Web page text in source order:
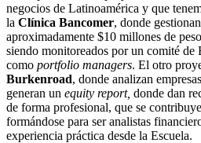
negocios de Latinoamérica y que
la Clínica Bancomer, donde
aproximadamente $10 millones de
siendo monitoreados por un comité de
como portfolio managers. El otro
Burkenroad, donde analizan empresas
generan un equity report, donde dan
de forma profesional, que se
formándose para ser analistas
experiencia práctica desde la Escuela.